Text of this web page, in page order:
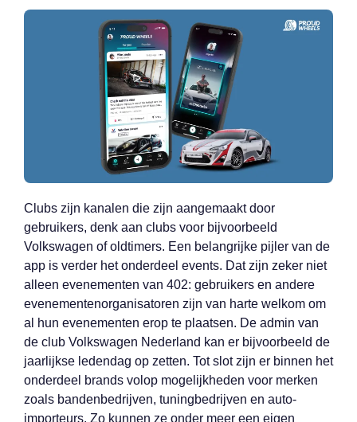
Clubs zijn kanalen die zijn aangemaakt door
gebruikers, denk aan clubs voor bijvoorbeeld
Volkswagen of oldtimers. Een belangrijke pijler van de
app is verder het onderdeel events. Dat zijn zeker niet
alleen evenementen van 402: gebruikers en andere
evenementenorganisatoren zijn van harte welkom om
al hun evenementen erop te plaatsen. De admin van
de club Volkswagen Nederland kan er bijvoorbeeld de
jaarlijkse ledendag op zetten. Tot slot zijn er binnen het
onderdeel brands volop mogelijkheden voor merken
zoals bandenbedrijven, tuningbedrijven en auto-
importeurs. Zo kunnen ze onder meer een eigen